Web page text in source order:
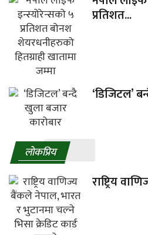
प्रतिशत...
‘डिजिटल’
लाेकप्रिय
राष्ट्रिय